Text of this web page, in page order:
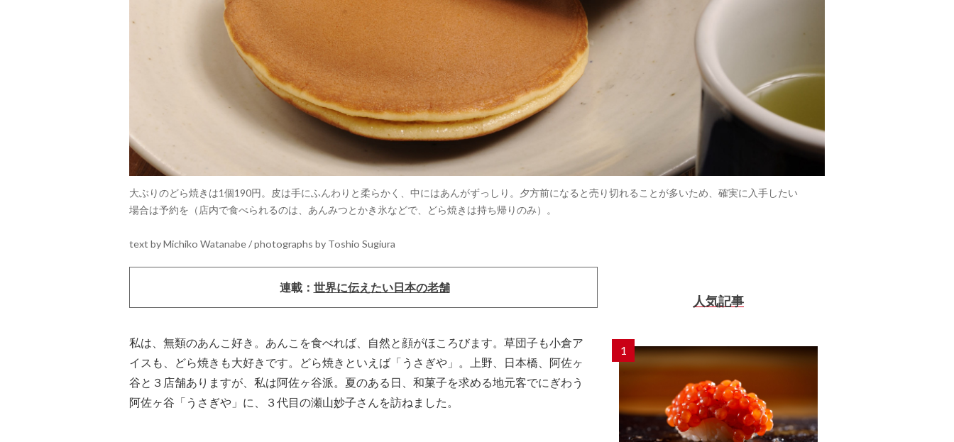
大ぶりのどら焼きは1個190円。皮は手にふんわりと柔らかく、中にはあんがずっしり。夕方前になると売り切れることが多いため、確実に入手したい
場合は予約を（店内で食べられるのは、あんみつとかき氷などで、どら焼きは持ち帰りのみ）。
text by Michiko Watanabe / photographs by Toshio Sugiura
連載： 世界に伝えたい日本の老舗
私は、無類のあんこ好き。あんこを食べれば、自然と顔がほころびます。草団子も小倉ア
イスも、どら焼きも大好きです。どら焼きといえば「うさぎや」。上野、日本橋、阿佐ヶ
谷と３店舗ありますが、私は阿佐ヶ谷派。夏のある日、和菓子を求める地元客でにぎわう
阿佐ヶ谷「うさぎや」に、３代目の瀬山妙子さんを訪ねました。
人気記事
1